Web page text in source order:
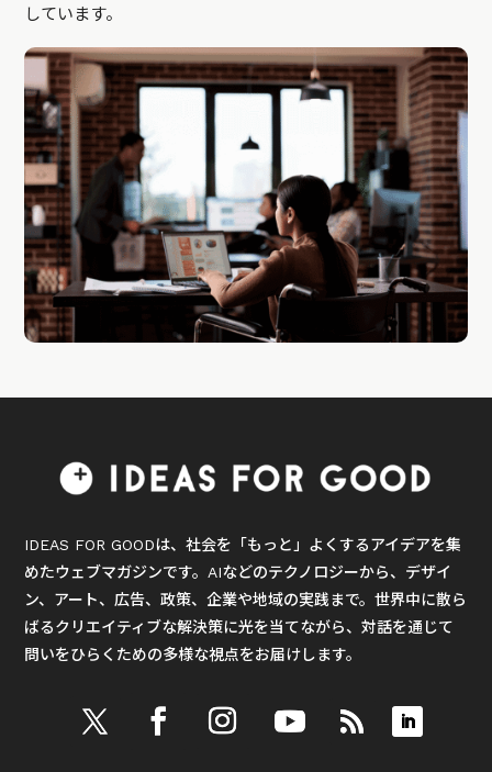
しています。
IDEAS FOR GOODは、社会を「もっと」よくするアイデアを集
めたウェブマガジンです。AIなどのテクノロジーから、デザイ
ン、アート、広告、政策、企業や地域の実践まで。世界中に散ら
ばるクリエイティブな解決策に光を当てながら、対話を通じて
問いをひらくための多様な視点をお届けします。